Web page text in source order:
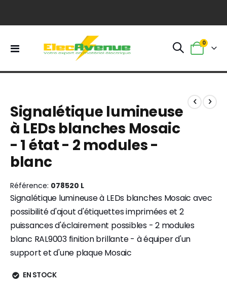
Basculer
Panier
0
the
end
of
the
images
gallery
the
beginning
of
the
images
gallery
Signalétique lumineuse
à LEDs blanches Mosaic
- 1 état - 2 modules -
blanc
Référence 078520 L
Signalétique lumineuse à LEDs blanches Mosaic avec
possibilité d'ajout d'étiquettes imprimées et 2
puissances d'éclairement possibles - 2 modules
blanc RAL9003 finition brillante - à équiper d'un
support et d'une plaque Mosaic
EN STOCK